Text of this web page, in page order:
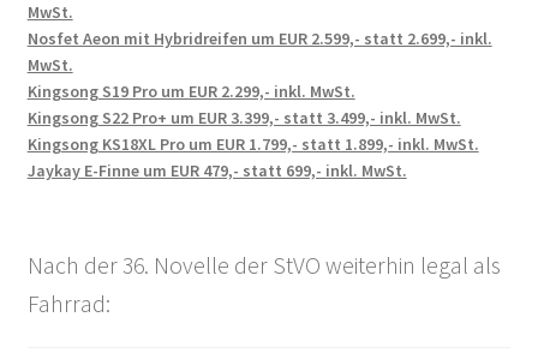
MwSt.
Nosfet Aeon mit Hybridreifen um EUR 2.599,- statt 2.699,- inkl.
MwSt.
Kingsong S19 Pro um EUR 2.299,- inkl. MwSt.
Kingsong S22 Pro+ um EUR 3.399,- statt 3.499,- inkl. MwSt.
Kingsong KS18XL Pro um EUR 1.799,- statt 1.899,- inkl. MwSt.
Jaykay E-Finne um EUR 479,- statt 699,- inkl. MwSt.
Nach der 36. Novelle der StVO weiterhin legal als
Fahrrad: